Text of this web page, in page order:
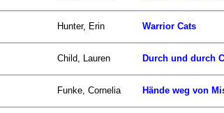
Hunter, Erin Warrior Cats
Child, Lauren Durch und durch
Funke, Cornelia Hände weg von